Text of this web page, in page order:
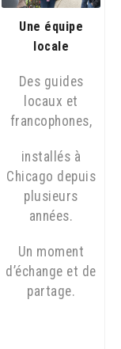
Une équipe
locale
Des guides
locaux et
francophones,
installés à
Chicago depuis
plusieurs
années.
Un moment
d’échange et de
partage.